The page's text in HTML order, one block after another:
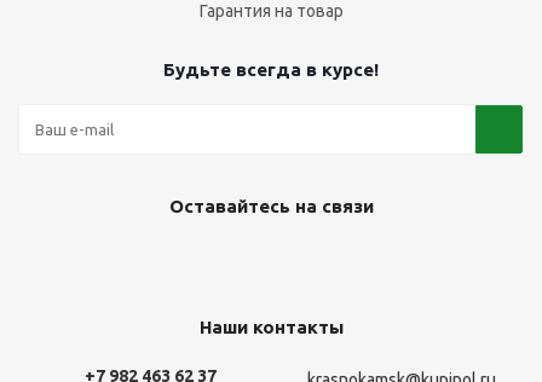
Гарантия на товар
Будьте всегда в курсе!
Оставайтесь на связи
Наши контакты
+7 982 463 62 37